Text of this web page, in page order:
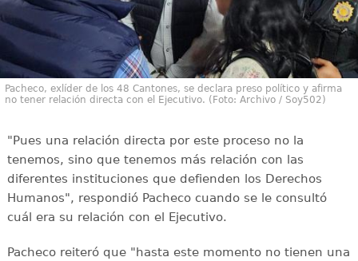
Pacheco, exlíder de los 48 Cantones, se declara preso político y afirma
no tener relación directa con el Ejecutivo. (Foto: Archivo / Soy502)
"Pues una relación directa por este proceso no la
tenemos, sino que tenemos más relación con las
diferentes instituciones que defienden los Derechos
Humanos", respondió Pacheco cuando se le consultó
cuál era su relación con el Ejecutivo.
Pacheco reiteró que "hasta este momento no tienen una